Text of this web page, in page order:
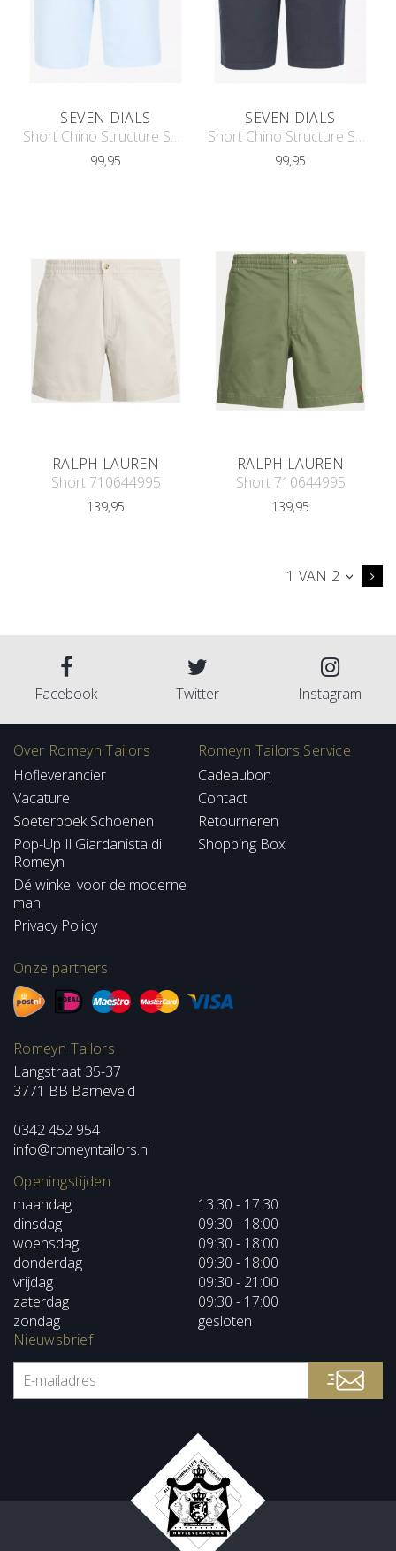
SEVEN DIALS
Short Chino Structure SDL251089FE06
99,95
SEVEN DIALS
Short Chino Structure SDL251089FE06
99,95
RALPH LAUREN
Short 710644995
139,95
RALPH LAUREN
Short 710644995
139,95
1 VAN 2
Facebook Twitter Instagram
Over Romeyn Tailors
Hofleverancier
Vacature
Soeterboek Schoenen
Pop-Up Il Giardanista di
Romeyn
Dé winkel voor de moderne
man
Privacy Policy
Romeyn Tailors Service
Cadeaubon
Contact
Retourneren
Shopping Box
Onze partners
Romeyn Tailors
Langstraat 35-37
3771 BB Barneveld
0342 452 954
info@romeyntailors.nl
Openingstijden
maandag
13:30 - 17:30
dinsdag
09:30 - 18:00
woensdag
09:30 - 18:00
donderdag
09:30 - 18:00
vrijdag
09:30 - 21:00
zaterdag
09:30 - 17:00
zondag
gesloten
Nieuwsbrief